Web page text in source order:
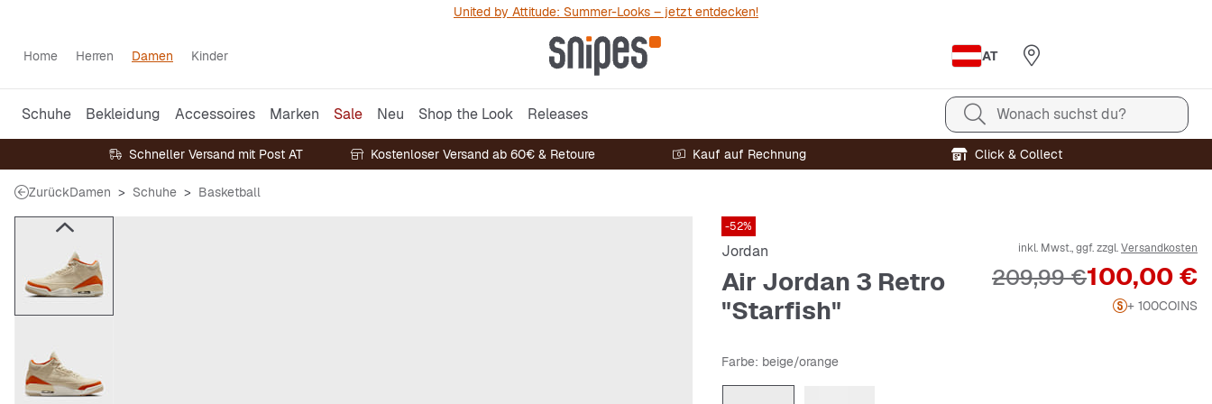
United by Attitude: Summer-Looks – jetzt entdecken!
Home Herren Damen Kinder AT
Schuhe Bekleidung Accessoires Marken Sale Neu Shop the Look Releases Wonach suchst du?
Schneller Versand mit Post AT Kostenloser Versand ab 60€ & Retoure Kauf auf Rechnung Click & Collect
ZurückDamen Schuhe Basketball
-52%
Jordan
Air Jordan 3 Retro
"Starfish"
inkl. Mwst., ggf. zzgl.Versandkosten
Preis
100,00 €
Originalpreis
209,99 €
+ 100COINS
Farbe: beige/orange